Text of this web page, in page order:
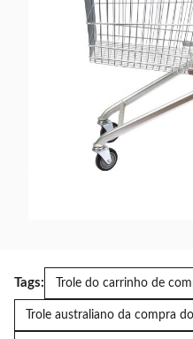
Tags: Trole do carrinho de
Trole australiano da compra